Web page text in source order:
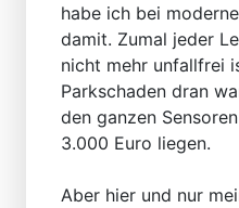
habe ich bei
damit. Zumal jeder
nicht mehr unfallfrei
Parkschaden dran
den ganzen
3.000 Euro liegen.
Aber hier und nur